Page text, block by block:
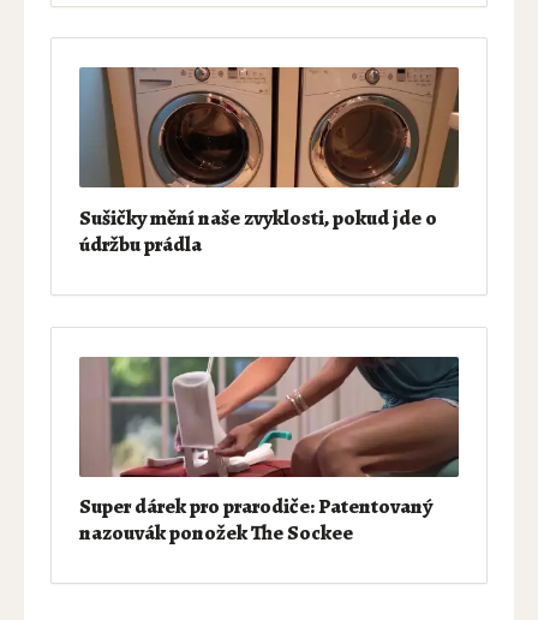
Sušičky mění naše zvyklosti, pokud jde o
údržbu prádla
Super dárek pro prarodiče: Patentovaný
nazouvák ponožek The Sockee